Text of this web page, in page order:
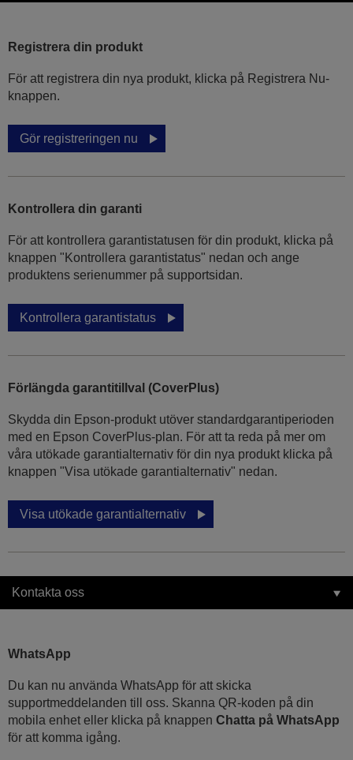
Registrera din produkt
För att registrera din nya produkt, klicka på Registrera Nu-
knappen.
Gör registreringen nu
Kontrollera din garanti
För att kontrollera garantistatusen för din produkt, klicka på
knappen "Kontrollera garantistatus" nedan och ange
produktens serienummer på supportsidan.
Kontrollera garantistatus
Förlängda garantitillval (CoverPlus)
Skydda din Epson-produkt utöver standardgarantiperioden
med en Epson CoverPlus-plan. För att ta reda på mer om
våra utökade garantialternativ för din nya produkt klicka på
knappen "Visa utökade garantialternativ" nedan.
Visa utökade garantialternativ
Kontakta oss
WhatsApp
Du kan nu använda WhatsApp för att skicka
supportmeddelanden till oss. Skanna QR-koden på din
mobila enhet eller klicka på knappen Chatta på WhatsApp
för att komma igång.